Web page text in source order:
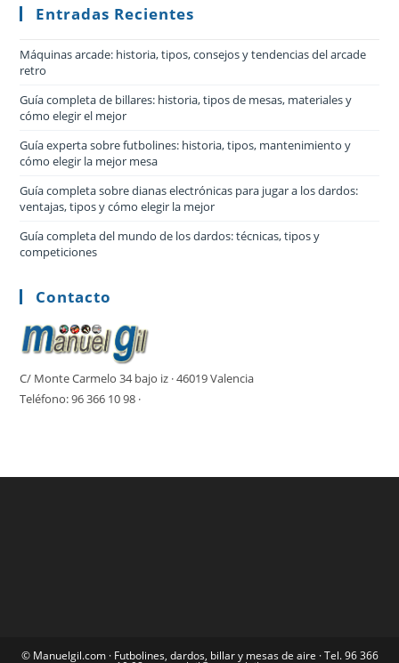
Entradas Recientes
Máquinas arcade: historia, tipos, consejos y tendencias del arcade
retro
Guía completa de billares: historia, tipos de mesas, materiales y
cómo elegir el mejor
Guía experta sobre futbolines: historia, tipos, mantenimiento y
cómo elegir la mejor mesa
Guía completa sobre dianas electrónicas para jugar a los dardos:
ventajas, tipos y cómo elegir la mejor
Guía completa del mundo de los dardos: técnicas, tipos y
competiciones
Contacto
C/ Monte Carmelo 34 bajo iz · 46019 Valencia
Teléfono: 96 366 10 98 ·
© Manuelgil.com· Futbolines, dardos, billar y mesas de aire · Tel.96 366